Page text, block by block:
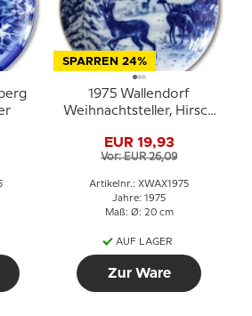
SPARREN 24%
1975 Wallendorf
Weihnachtsteller, Hirsch
EUR 19,93
Vor: EUR 26,09
Artikelnr.: XWAX1975
Jahre: 1975
Maß: Ø: 20 cm
AUF LAGER
Zur Ware